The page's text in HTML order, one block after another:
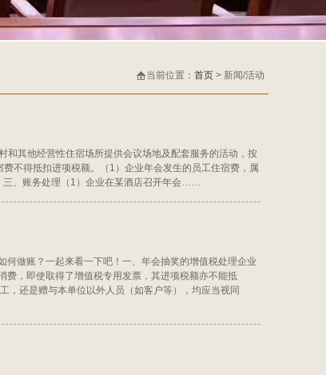
当前位置： 首页 > 新闻/活动
其他经营性住宿场所提供会议场地及配套服务的活动，按
不得抵扣进项税额。（1）企业年会发生的员工住宿费，属
三、账务处理（1）企业在某酒店召开年会……
做账？一起来看一下吧！一、年会抽奖的增值税处理企业
费，即使取得了增值税专用发票，其进项税额亦不能抵
，还是赠与本单位以外人员（如客户等），均应当视同